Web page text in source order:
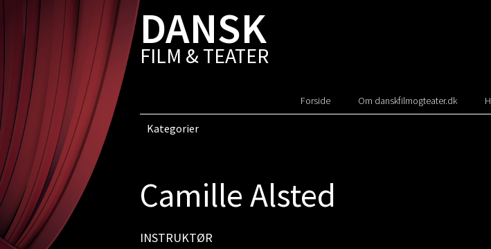
DANSK
FILM & TEATER
Forside Om danskfilmogteater.dk
Kategorier
Camille Alsted
INSTRUKTØR